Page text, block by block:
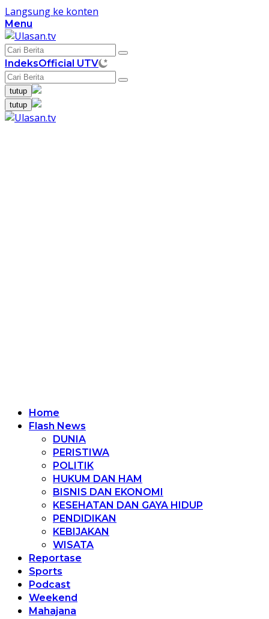
Langsung ke konten
Menu
IndeksOfficial UTV
tutup
tutup
Home
Flash News
DUNIA
PERISTIWA
POLITIK
HUKUM DAN HAM
BISNIS DAN EKONOMI
KESEHATAN DAN GAYA HIDUP
PENDIDIKAN
KEBIJAKAN
WISATA
Reportase
Sports
Podcast
Weekend
Mahajana